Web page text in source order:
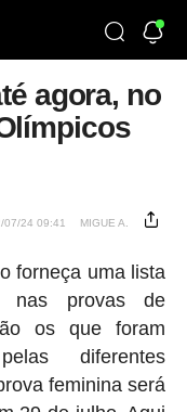
agora, no
07/24 09:41 MIGUE A.
forneça uma lista
nas provas de
os que foram
diferentes
feminina será